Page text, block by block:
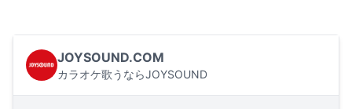
JOYSOUND.COM
カラオケ歌うならJOYSOUND